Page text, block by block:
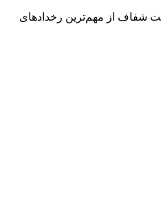
شفاف از مهم‌ترین رخدادهای